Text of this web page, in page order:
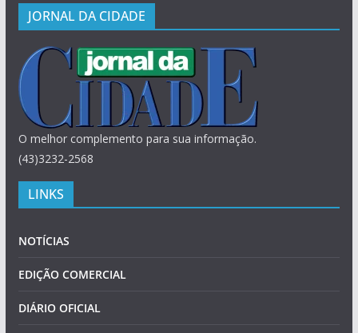
JORNAL DA CIDADE
O melhor complemento para sua informação.
(43)3232-2568
LINKS
NOTÍCIAS
EDIÇÃO COMERCIAL
DIÁRIO OFICIAL